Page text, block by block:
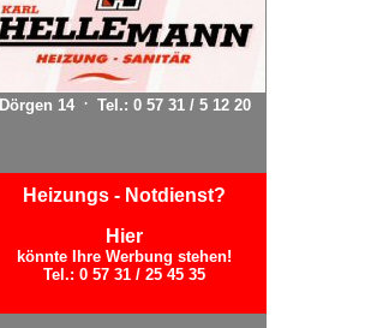
Dörgen 14 .Tel.: 0 57 31 / 5 12 20
Heizungs - Notdienst?
Hier
könnte Ihre Werbung stehen!
Tel.: 0 57 31 / 25 45 35